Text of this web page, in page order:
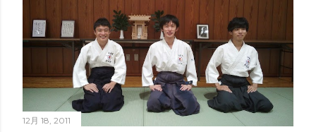
12月 18, 2011